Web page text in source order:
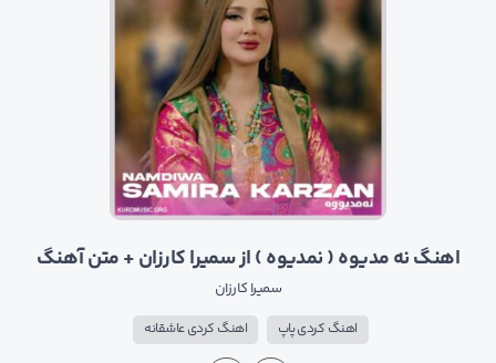
اهنگ نه مدیوه ( نمدیوه ) از سمیرا کارزان + متن آهنگ
سمیرا کارزان
اهنگ کردی پاپ اهنگ کردی عاشقانه